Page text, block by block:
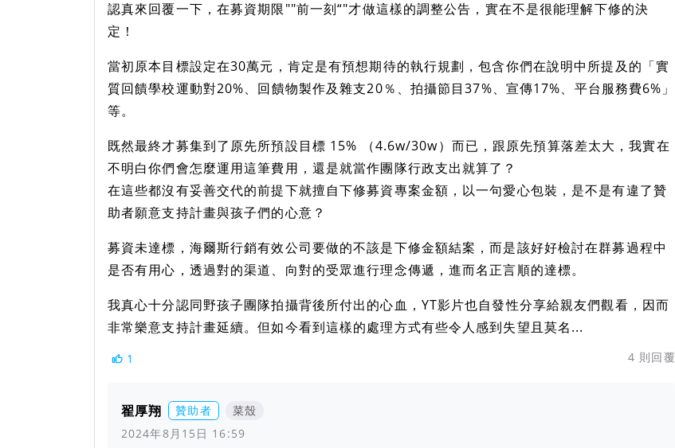
認真來回覆一下，在募資期限""前一刻“"才做這樣的調整公告，實在不是很能理解下修的決
定！
當初原本目標設定在30萬元，肯定是有預想期待的執行規劃，包含你們在說明中所提及的「實
質回饋學校運動對20%、回饋物製作及雜支20％、拍攝節目37%、宣傳17%、平台服務費6%」
等。
既然最終才募集到了原先所預設目標 15% （4.6w/30w）而已，跟原先預算落差太大，我實在
不明白你們會怎麼運用這筆費用，還是就當作團隊行政支出就算了？
在這些都沒有妥善交代的前提下就擅自下修募資專案金額，以一句愛心包裝，是不是有違了贊
助者願意支持計畫與孩子們的心意？
募資未達標，海爾斯行銷有效公司要做的不該是下修金額結案，而是該好好檢討在群募過程中
是否有用心，透過對的渠道、向對的受眾進行理念傳遞，進而名正言順的達標。
我真心十分認同野孩子團隊拍攝背後所付出的心血，YT影片也自發性分享給親友們觀看，因而
非常樂意支持計畫延續。但如今看到這樣的處理方式有些令人感到失望且莫名...
1 4 則回覆
翟厚翔 贊助者
菜殼
2024年8月15日 16:59